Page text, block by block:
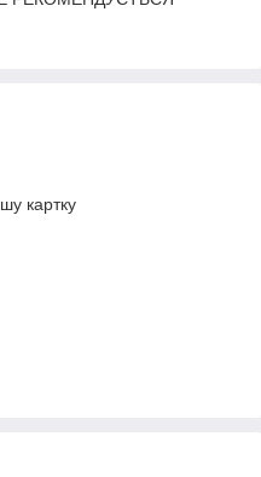
картку